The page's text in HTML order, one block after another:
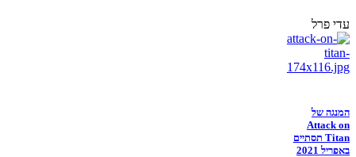
עדי פרל
המנגה של
Attack on
Titan תסתיים
באפריל 2021